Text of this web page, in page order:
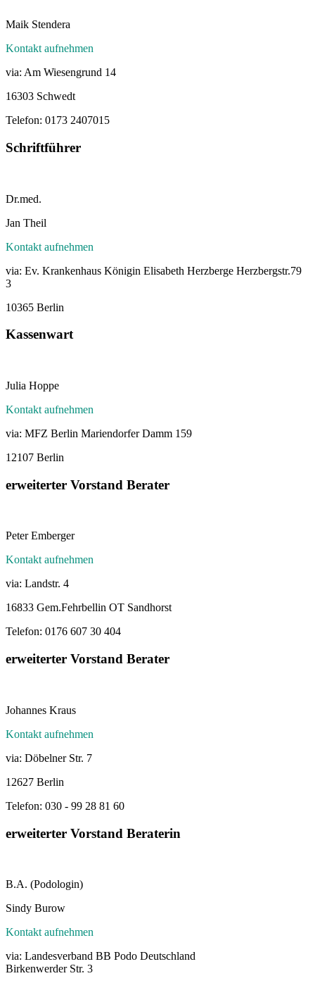
Maik Stendera
Kontakt aufnehmen
via: Am Wiesengrund 14
16303 Schwedt
Telefon: 0173 2407015
Schriftführer
Dr.med.
Jan Theil
Kontakt aufnehmen
via: Ev. Krankenhaus Königin Elisabeth Herzberge Herzbergstr.79
3
10365 Berlin
Kassenwart
Julia Hoppe
Kontakt aufnehmen
via: MFZ Berlin Mariendorfer Damm 159
12107 Berlin
erweiterter Vorstand Berater
Peter Emberger
Kontakt aufnehmen
via: Landstr. 4
16833 Gem.Fehrbellin OT Sandhorst
Telefon: 0176 607 30 404
erweiterter Vorstand Berater
Johannes Kraus
Kontakt aufnehmen
via: Döbelner Str. 7
12627 Berlin
Telefon: 030 - 99 28 81 60
erweiterter Vorstand Beraterin
B.A. (Podologin)
Sindy Burow
Kontakt aufnehmen
via: Landesverband BB Podo Deutschland
Birkenwerder Str. 3